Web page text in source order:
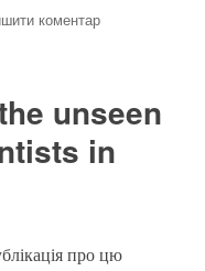
коментардо
перелік
фахових
unseen
in
про цю